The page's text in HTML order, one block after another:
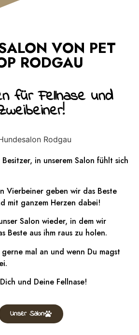
VON PET
RODGAU
für Fellnase und
in unserem Salon fühlt sich
Vierbeiner geben wir das Beste
mit ganzem Herzen dabei!
Salon wieder, in dem wir
Beste aus ihm raus zu holen.
mal an und wenn Du magst
und Deine Fellnase!
Unser Salon